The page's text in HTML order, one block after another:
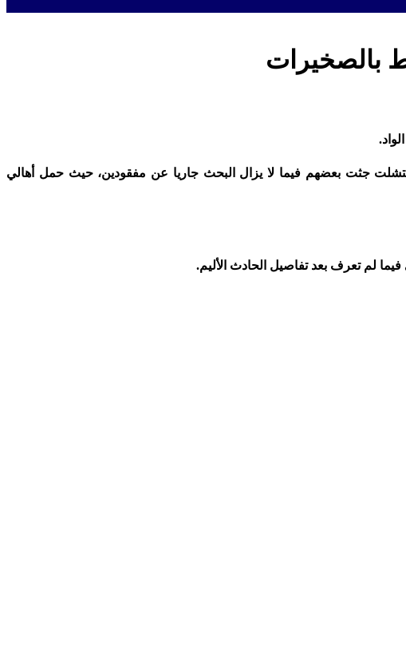
انتشلت جثت بعضهم فيما لا يزال البحث جاريا عن مفقودين، حيث حمل أهالي
لم تعرف بعد تفاصيل الحادث الأليم.